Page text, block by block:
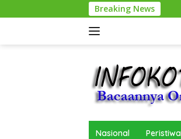
ke
Breaking News
Nasional Peristiwa